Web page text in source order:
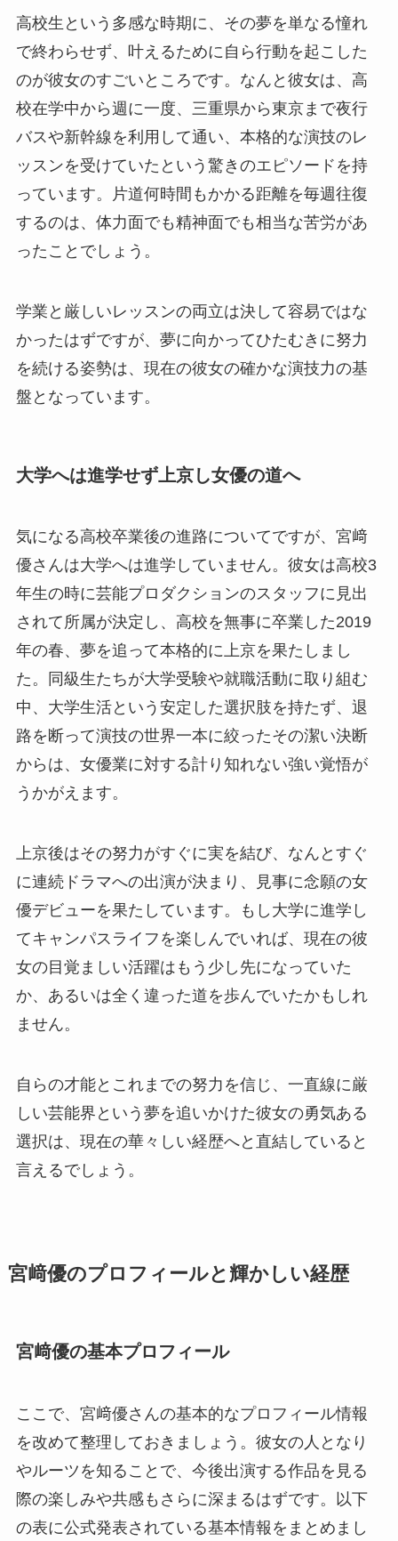
高校生という多感な時期に、その夢を単なる憧れ
で終わらせず、叶えるために自ら行動を起こした
のが彼女のすごいところです。なんと彼女は、高
校在学中から週に一度、三重県から東京まで夜行
バスや新幹線を利用して通い、本格的な演技のレ
ッスンを受けていたという驚きのエピソードを持
っています。片道何時間もかかる距離を毎週往復
するのは、体力面でも精神面でも相当な苦労があ
ったことでしょう。
学業と厳しいレッスンの両立は決して容易ではな
かったはずですが、夢に向かってひたむきに努力
を続ける姿勢は、現在の彼女の確かな演技力の基
盤となっています。
大学へは進学せず上京し女優の道へ
気になる高校卒業後の進路についてですが、宮﨑
優さんは大学へは進学していません。彼女は高校3
年生の時に芸能プロダクションのスタッフに見出
されて所属が決定し、高校を無事に卒業した2019
年の春、夢を追って本格的に上京を果たしまし
た。同級生たちが大学受験や就職活動に取り組む
中、大学生活という安定した選択肢を持たず、退
路を断って演技の世界一本に絞ったその潔い決断
からは、女優業に対する計り知れない強い覚悟が
うかがえます。
上京後はその努力がすぐに実を結び、なんとすぐ
に連続ドラマへの出演が決まり、見事に念願の女
優デビューを果たしています。もし大学に進学し
てキャンパスライフを楽しんでいれば、現在の彼
女の目覚ましい活躍はもう少し先になっていた
か、あるいは全く違った道を歩んでいたかもしれ
ません。
自らの才能とこれまでの努力を信じ、一直線に厳
しい芸能界という夢を追いかけた彼女の勇気ある
選択は、現在の華々しい経歴へと直結していると
言えるでしょう。
宮﨑優のプロフィールと輝かしい経歴
宮﨑優の基本プロフィール
ここで、宮﨑優さんの基本的なプロフィール情報
を改めて整理しておきましょう。彼女の人となり
やルーツを知ることで、今後出演する作品を見る
際の楽しみや共感もさらに深まるはずです。以下
の表に公式発表されている基本情報をまとめまし